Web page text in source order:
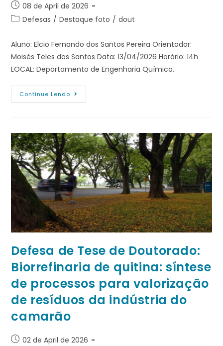
08 de April de 2026
Defesas / Destaque foto / dout
Aluno: Elcio Fernando dos Santos Pereira Orientador:
Moisés Teles dos Santos Data: 13/04/2026 Horário: 14h
LOCAL: Departamento de Engenharia Química.
Continue Lendo
Defesa de Tese de Doutorado:
Biorrefinaria de quitina: síntese
de processos para valorização
de resíduos da indústria do
camarão
02 de April de 2026